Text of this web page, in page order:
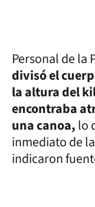
Personal de la
divisó el
la altura del
encontraba
una canoa,lo
inmediato de
indicaron